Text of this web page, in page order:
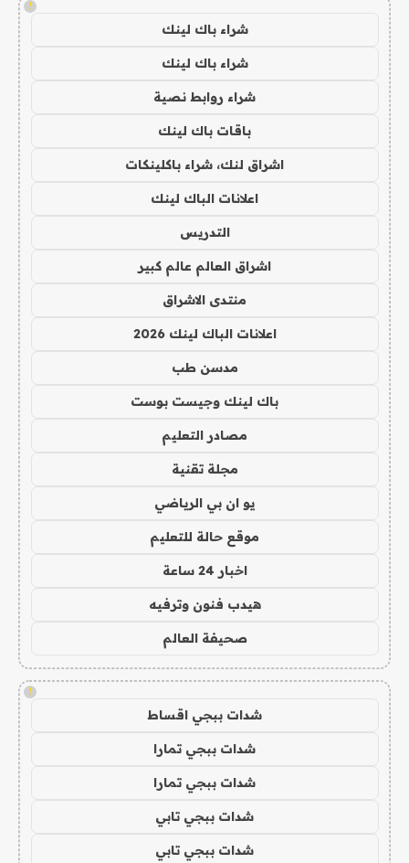
!
شراء باك لينك
شراء باك لينك
شراء روابط نصية
باقات باك لينك
اشراق لنك، شراء باكلينكات
اعلانات الباك لينك
التدريس
اشراق العالم عالم كبير
منتدى الاشراق
اعلانات الباك لينك 2026
مدسن طب
باك لينك وجيست بوست
مصادر التعليم
مجلة تقنية
يو ان بي الرياضي
موقع حالة للتعليم
اخبار 24 ساعة
هيدب فنون وترفيه
صحيفة العالم
!
شدات ببجي اقساط
شدات ببجي تمارا
شدات ببجي تمارا
شدات ببجي تابي
شدات ببجي تابي